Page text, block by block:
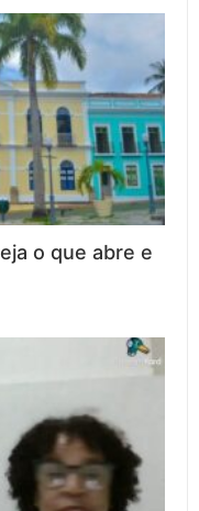
o que abre e